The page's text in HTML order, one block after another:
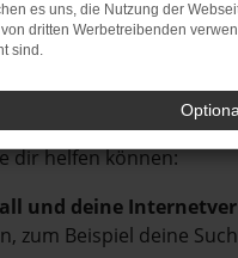
dir helfen können:
und deine
zum Beispiel deine
es uns, die Nutzung der
dritten Werbetreibenden
sind.